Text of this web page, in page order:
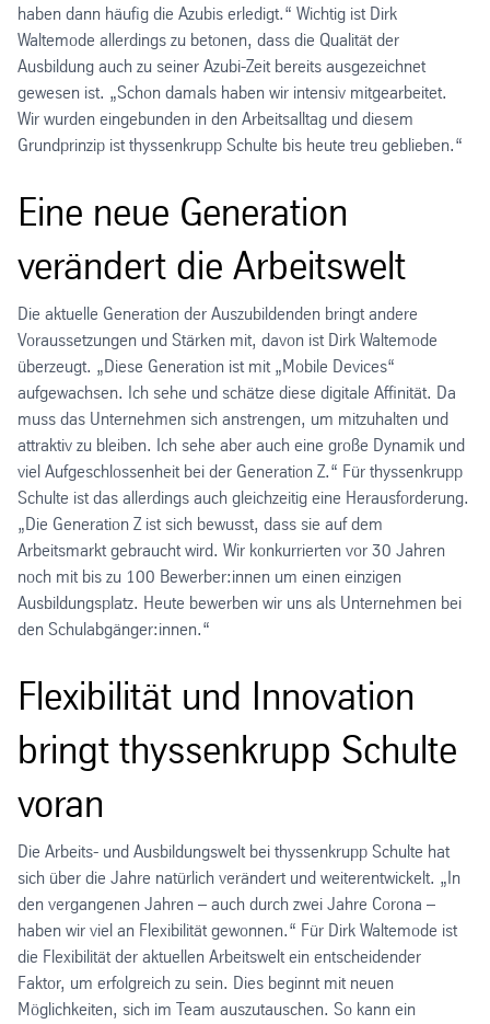
haben dann häufig die Azubis erledigt.“ Wichtig ist Dirk
Waltemode allerdings zu betonen, dass die Qualität der
Ausbildung auch zu seiner Azubi-Zeit bereits ausgezeichnet
gewesen ist. „Schon damals haben wir intensiv mitgearbeitet.
Wir wurden eingebunden in den Arbeitsalltag und diesem
Grundprinzip ist thyssenkrupp Schulte bis heute treu geblieben.“
Eine neue Generation
verändert die Arbeitswelt
Die aktuelle Generation der Auszubildenden bringt andere
Voraussetzungen und Stärken mit, davon ist Dirk Waltemode
überzeugt. „Diese Generation ist mit „Mobile Devices“
aufgewachsen. Ich sehe und schätze diese digitale Affinität. Da
muss das Unternehmen sich anstrengen, um mitzuhalten und
attraktiv zu bleiben. Ich sehe aber auch eine große Dynamik und
viel Aufgeschlossenheit bei der Generation Z.“ Für thyssenkrupp
Schulte ist das allerdings auch gleichzeitig eine Herausforderung.
„Die Generation Z ist sich bewusst, dass sie auf dem
Arbeitsmarkt gebraucht wird. Wir konkurrierten vor 30 Jahren
noch mit bis zu 100 Bewerber:innen um einen einzigen
Ausbildungsplatz. Heute bewerben wir uns als Unternehmen bei
den Schulabgänger:innen.“
Flexibilität und Innovation
bringt thyssenkrupp Schulte
voran
Die Arbeits- und Ausbildungswelt bei thyssenkrupp Schulte hat
sich über die Jahre natürlich verändert und weiterentwickelt. „In
den vergangenen Jahren – auch durch zwei Jahre Corona –
haben wir viel an Flexibilität gewonnen.“ Für Dirk Waltemode ist
die Flexibilität der aktuellen Arbeitswelt ein entscheidender
Faktor, um erfolgreich zu sein. Dies beginnt mit neuen
Möglichkeiten, sich im Team auszutauschen. So kann ein